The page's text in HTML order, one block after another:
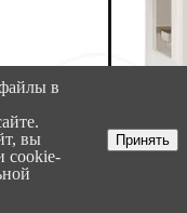
в
вы
cookie-
Принять